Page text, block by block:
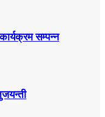
सम्पन्न